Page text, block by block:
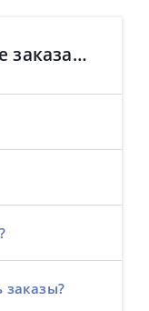
Создание и управление заказами
заказы?